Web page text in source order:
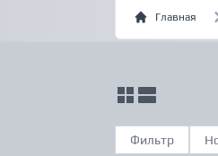
Главная
Фильтр